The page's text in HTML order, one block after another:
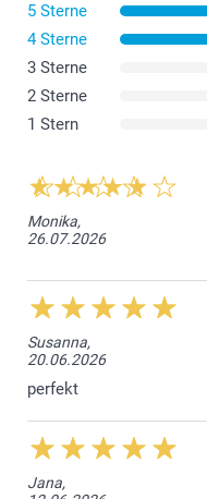
Auf links waschen
Druck bügeln
So bleibt Ihr Design
5 Sterne
4 Sterne
3 Sterne
2 Sterne
1 Stern
Monika,
26.07.2026
Susanna,
20.06.2026
perfekt
Jana,